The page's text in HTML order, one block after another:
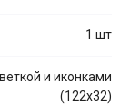
1 шт
и иконками
(122x32)